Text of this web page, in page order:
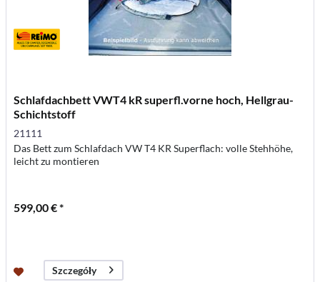
Schlafdachbett VWT4 kR superfl.vorne hoch, Hellgrau-
Schichtstoff
21111
Das Bett zum Schlafdach VW T4 KR Superflach: volle Stehhöhe,
leicht zu montieren
599,00 € *
Szczegóły